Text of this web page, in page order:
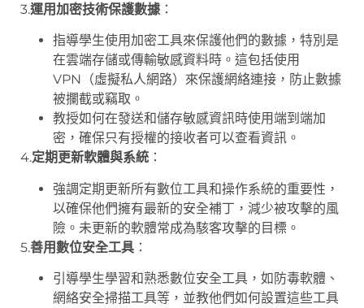
3.運用加密技術保護數據 ：
指導學生使用加密工具來保護他們的數據，特別是
在雲端存儲或傳輸敏感資料時。這包括使用
VPN（虛擬私人網路）來保護網絡連接，防止數據
被攔截或竊取。
教授如何在發送和儲存敏感資訊時使用端到端加
密，確保只有授權的接收者可以查看資訊。
4.定期更新軟體與系統 ：
強調定期更新所有數位工具和操作系統的重要性，
以確保他們擁有最新的安全補丁，減少被攻擊的風
險。未更新的軟體常成為駭客攻擊的目標。
5.善用數位安全工具 ：
引導學生學習和熟悉數位安全工具，如防毒軟體、
網絡安全掃描工具等，並教他們如何設置這些工具